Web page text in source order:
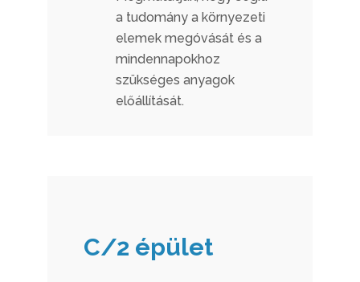
a tudomány a környezeti
elemek megóvását és a
mindennapokhoz
szükséges anyagok
előállítását.
C/2 épület